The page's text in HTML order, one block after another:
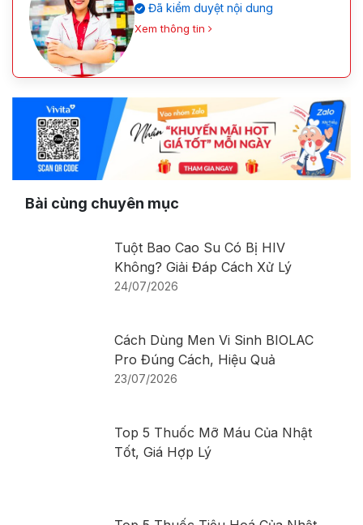
Đã kiểm duyệt nội dung
Xem thông tin
Bài cùng chuyên mục
Tuột Bao Cao Su Có Bị HIV
Không? Giải Đáp Cách Xử Lý
24/07/2026
Cách Dùng Men Vi Sinh BIOLAC
Pro Đúng Cách, Hiệu Quả
23/07/2026
Top 5 Thuốc Mỡ Máu Của Nhật
Tốt, Giá Hợp Lý